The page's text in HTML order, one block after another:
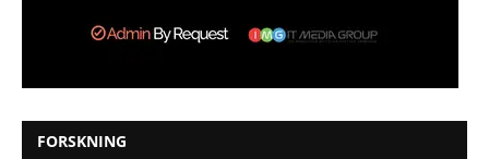
FORSKNING